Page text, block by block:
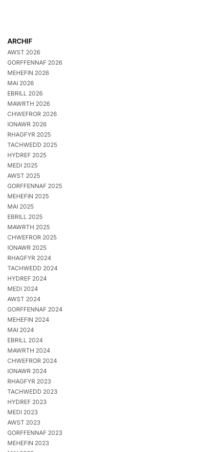
ARCHIF
AWST 2026
GORFFENNAF 2026
MEHEFIN 2026
MAI 2026
EBRILL 2026
MAWRTH 2026
CHWEFROR 2026
IONAWR 2026
RHAGFYR 2025
TACHWEDD 2025
HYDREF 2025
MEDI 2025
AWST 2025
GORFFENNAF 2025
MEHEFIN 2025
MAI 2025
EBRILL 2025
MAWRTH 2025
CHWEFROR 2025
IONAWR 2025
RHAGFYR 2024
TACHWEDD 2024
HYDREF 2024
MEDI 2024
AWST 2024
GORFFENNAF 2024
MEHEFIN 2024
MAI 2024
EBRILL 2024
MAWRTH 2024
CHWEFROR 2024
IONAWR 2024
RHAGFYR 2023
TACHWEDD 2023
HYDREF 2023
MEDI 2023
AWST 2023
GORFFENNAF 2023
MEHEFIN 2023